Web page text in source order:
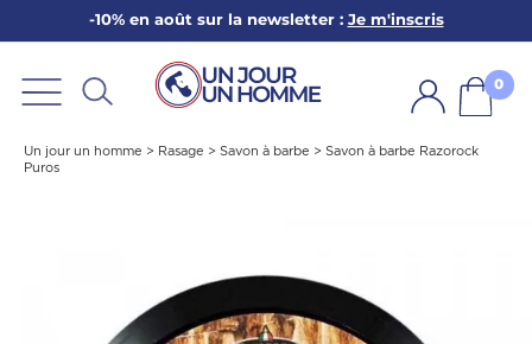
-10% en août sur la newsletter : Je m'inscris
0
LA BARBE
Un jour un homme > Rasage > Savon à barbe > Savon à barbe Razorock
Puros